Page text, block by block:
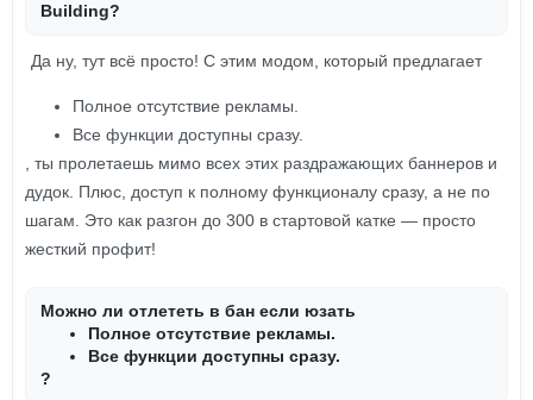
Building?
Да ну, тут всё просто! С этим модом, который предлагает
Полное отсутствие рекламы.
Все функции доступны сразу.
, ты пролетаешь мимо всех этих раздражающих баннеров и
дудок. Плюс, доступ к полному функционалу сразу, а не по
шагам. Это как разгон до 300 в стартовой катке — просто
жесткий профит!
Можно ли отлететь в бан если юзать
Полное отсутствие рекламы.
Все функции доступны сразу.
?